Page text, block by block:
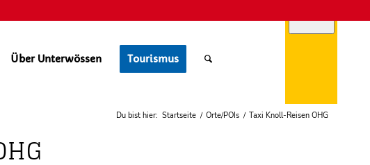
Über Unterwössen Tourismus
Du bist hier: Startseite / Orte/POIs / Taxi Knoll-Reisen OHG